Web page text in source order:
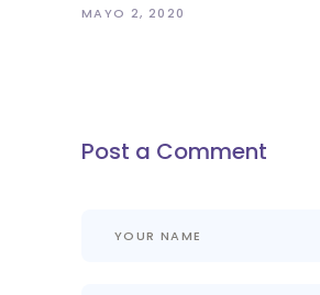
MAYO 2, 2020
Post a Comment